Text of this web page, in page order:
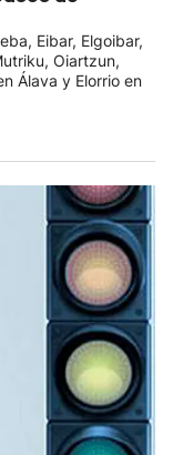
Eibar, Elgoibar,
Oiartzun,
Álava y Elorrio en